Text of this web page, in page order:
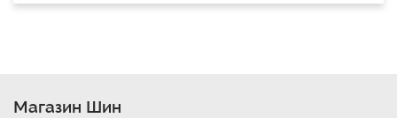
Магазин Шин